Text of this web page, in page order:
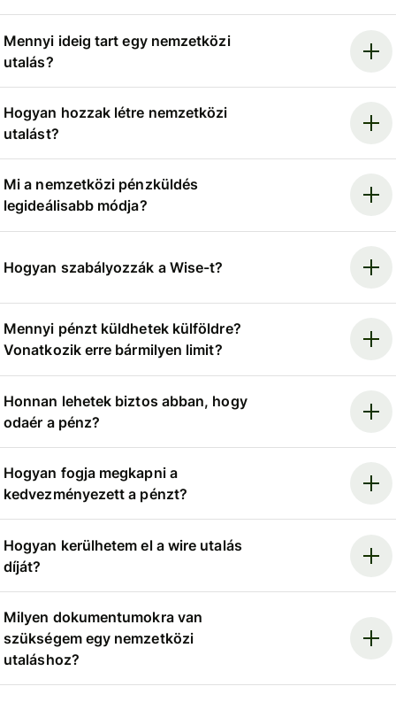
Mennyi ideig tart egy nemzetközi
utalás?
Hogyan hozzak létre nemzetközi
utalást?
Mi a nemzetközi pénzküldés
legideálisabb módja?
Hogyan szabályozzák a Wise-t?
Mennyi pénzt küldhetek külföldre?
Vonatkozik erre bármilyen limit?
Honnan lehetek biztos abban, hogy
odaér a pénz?
Hogyan fogja megkapni a
kedvezményezett a pénzt?
Hogyan kerülhetem el a wire utalás
díját?
Milyen dokumentumokra van
szükségem egy nemzetközi
utaláshoz?